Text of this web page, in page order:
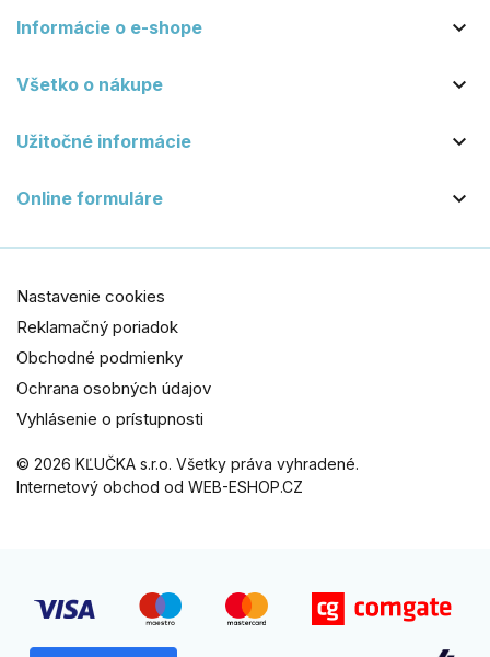
Informácie o e-shope 
Všetko o nákupe 
Užitočné informácie 
Online formuláre 
© 2026 KĽUČKA s.r.o. Všetky práva vyhradené.
Internetový obchod od WEB-ESHOP.CZ
Nastavenie cookies
Reklamačný poriadok
Obchodné podmienky
Ochrana osobných údajov
Vyhlásenie o prístupnosti